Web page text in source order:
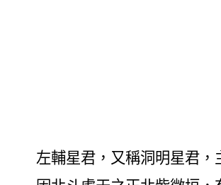
左輔星君，又稱洞明星君，